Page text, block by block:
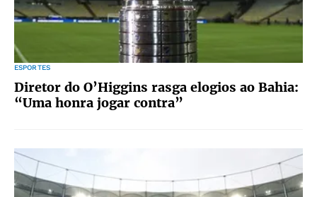
ESPORTES
Diretor do O’Higgins rasga elogios ao Bahia:
“Uma honra jogar contra”